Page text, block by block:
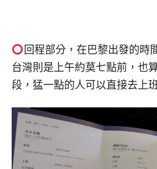
回程部分，在巴黎出發的時
台灣則是上午約莫七點前，也
段，猛一點的人可以直接去上